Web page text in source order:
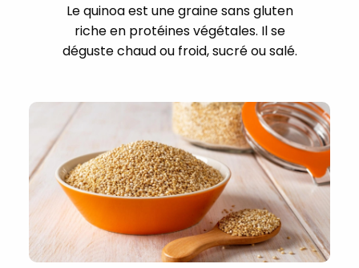
Le quinoa est une graine sans gluten
riche en protéines végétales. Il se
déguste chaud ou froid, sucré ou salé.